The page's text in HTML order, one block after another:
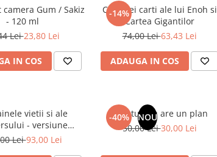
Gum / Sakiz
- 120 ml
Lei23,80 Lei
IN COS
-14%
Cele trei carti ale lui Enoh si
Cartea Gigantilor
74,00 Lei63,43 Lei
ADAUGA IN COS
vietii si ale
- versiune
1939. Volumele I-
Lei93,00 Lei
-40% NOU
Sufletul tau are un plan
50,00 Lei30,00 Lei